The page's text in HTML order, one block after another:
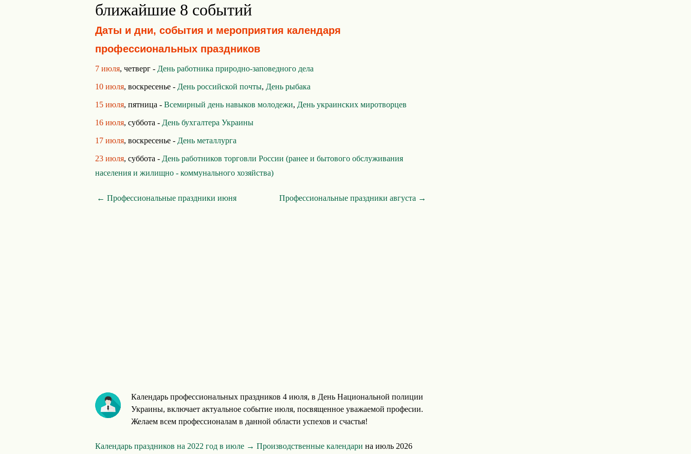
ближайшие 8 событий
Даты и дни, события и мероприятия календаря
профессиональных праздников
7 июля, четверг - День работника природно-заповедного дела
10 июля, воскресенье - День российской почты, День рыбака
15 июля, пятница - Всемирный день навыков молодежи, День украинских миротворцев
16 июля, суббота - День бухгалтера Украины
17 июля, воскресенье - День металлурга
23 июля, суббота - День работников торговли России (ранее и бытового обслуживания
населения и жилищно - коммунального хозяйства)
← Профессиональные праздники июня Профессиональные праздники августа →
Календарь профессиональных праздников 4 июля, в День Национальной полиции
Украины, включает актуальное событие июля, посвященное уважаемой професии.
Желаем всем профессионалам в данной области успехов и счастья!
Календарь праздников на 2022 год в июле → Производственные календари на июль 2026